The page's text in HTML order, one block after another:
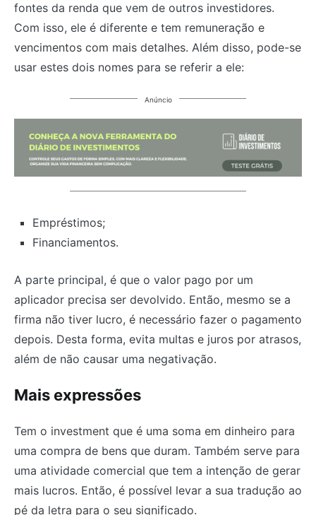
fontes da renda que vem de outros investidores.
Com isso, ele é diferente e tem remuneração e
vencimentos com mais detalhes. Além disso, pode-se
usar estes dois nomes para se referir a ele:
Anúncio
Empréstimos;
Financiamentos.
A parte principal, é que o valor pago por um
aplicador precisa ser devolvido. Então, mesmo se a
firma não tiver lucro, é necessário fazer o pagamento
depois. Desta forma, evita multas e juros por atrasos,
além de não causar uma negativação.
Mais expressões
Tem o investment que é uma soma em dinheiro para
uma compra de bens que duram. Também serve para
uma atividade comercial que tem a intenção de gerar
mais lucros. Então, é possível levar a sua tradução ao
pé da letra para o seu significado.